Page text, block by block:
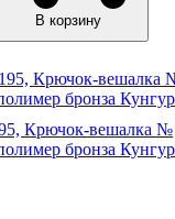
В корзину
Крючок-вешалка №
бронза Кунгур